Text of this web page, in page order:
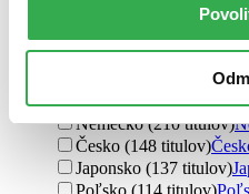
Slovensko (571 titulov)
Spojené štáty (552
Spojené kráľovstvo
Nemecko (210 titulov)
Česko (148 titulov)
Japonsko (137 titulov)
Poľsko (114 titulov)